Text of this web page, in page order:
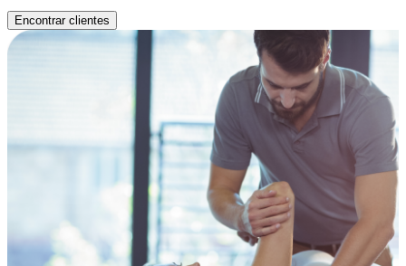
Encontrar clientes